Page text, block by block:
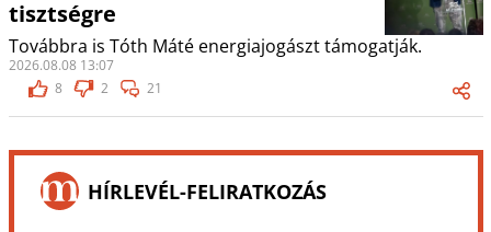
tisztségre
Továbbra is Tóth Máté energiajogászt támogatják.
2026.08.08 13:07
8
2 21
HÍRLEVÉL-FELIRATKOZÁS